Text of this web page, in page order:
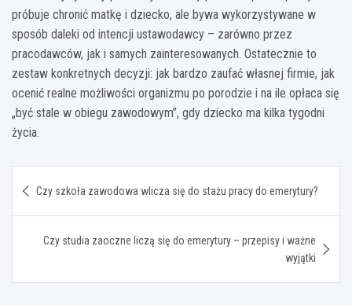
próbuje chronić matkę i dziecko, ale bywa wykorzystywane w
sposób daleki od intencji ustawodawcy – zarówno przez
pracodawców, jak i samych zainteresowanych. Ostatecznie to
zestaw konkretnych decyzji: jak bardzo zaufać własnej firmie, jak
ocenić realne możliwości organizmu po porodzie i na ile opłaca się
„być stale w obiegu zawodowym”, gdy dziecko ma kilka tygodni
życia.
wpisu
Czy szkoła zawodowa wlicza się do stażu pracy do emerytury?
Czy studia zaoczne liczą się do emerytury – przepisy i ważne
wyjątki